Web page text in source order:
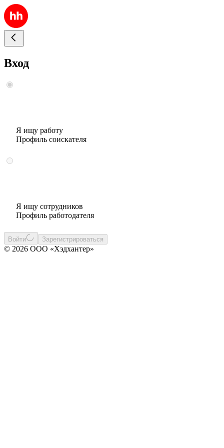
Вход
Я ищу работу
Профиль соискателя
Я ищу сотрудников
Профиль работодателя
Войти Зарегистрироваться
© 2026 ООО «Хэдхантер»